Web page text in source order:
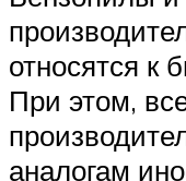
относятся к
При этом,
аналогам